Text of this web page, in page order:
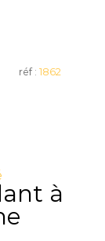
réf : 1862
à